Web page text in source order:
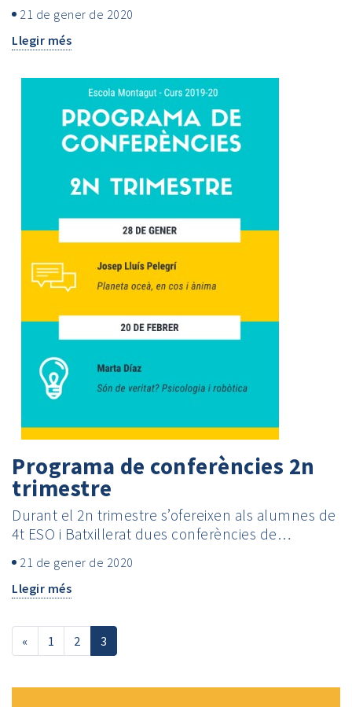
21 de gener de 2020
Llegir més
Programa de conferències 2n
trimestre
Durant el 2n trimestre s’ofereixen als alumnes de
4t ESO i Batxillerat dues conferències de…
21 de gener de 2020
Llegir més
Posts navigation
« 1 2 3